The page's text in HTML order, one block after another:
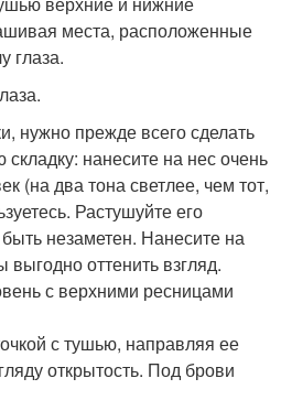
места, расположенные
глаза.
нужно прежде всего сделать
нанесите на нес очень
(на два тона светлее, чем тот,
Растушуйте его
незаметен. Нанесите на
выгодно оттенить взгляд.
с верхними ресницами
с тушью, направляя ее
открытость. Под брови